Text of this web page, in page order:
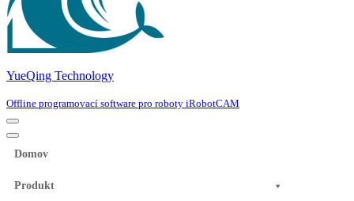
YueQing Technology
Offline programovací software pro roboty iRobotCAM
Navigation
Menu
Navigation
Menu
Domov
Produkt